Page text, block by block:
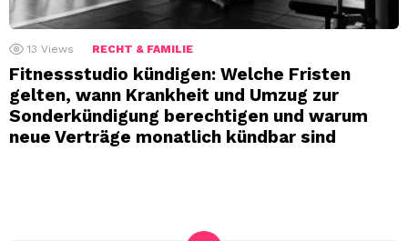
13 Views RECHT & FAMILIE
Fitnessstudio kündigen: Welche Fristen
gelten, wann Krankheit und Umzug zur
Sonderkündigung berechtigen und warum
neue Verträge monatlich kündbar sind